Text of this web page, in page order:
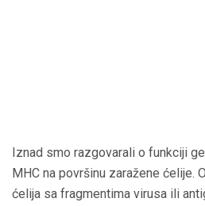
Iznad smo razgovarali o funkciji
MHC na površinu zaražene ćelije.
ćelija sa fragmentima virusa ili